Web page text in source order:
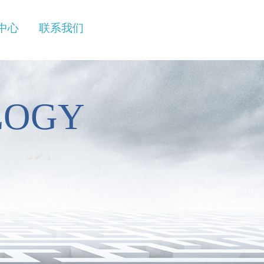
心 联系我们